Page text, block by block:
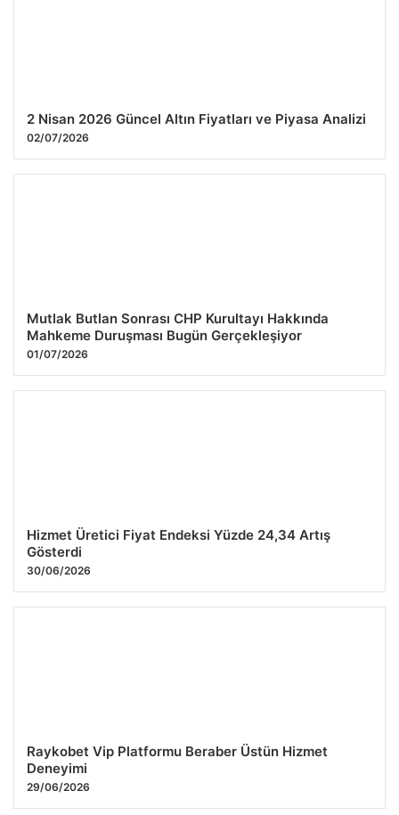
2 Nisan 2026 Güncel Altın Fiyatları ve Piyasa Analizi
02/07/2026
Mutlak Butlan Sonrası CHP Kurultayı Hakkında
Mahkeme Duruşması Bugün Gerçekleşiyor
01/07/2026
Hizmet Üretici Fiyat Endeksi Yüzde 24,34 Artış
Gösterdi
30/06/2026
Raykobet Vip Platformu Beraber Üstün Hizmet
Deneyimi
29/06/2026